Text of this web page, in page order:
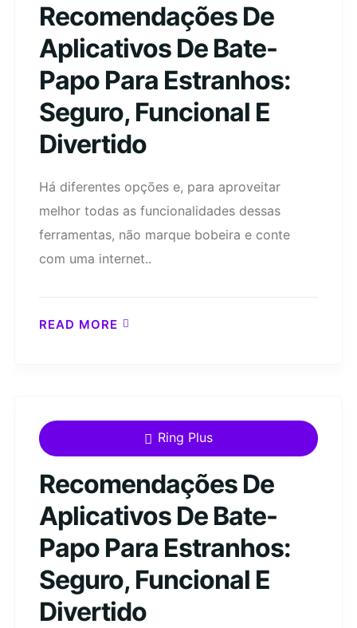
Recomendações De
Aplicativos De Bate-
Papo Para Estranhos:
Seguro, Funcional E
Divertido
Há diferentes opções e, para aproveitar
melhor todas as funcionalidades dessas
ferramentas, não marque bobeira e conte
com uma internet..
READ MORE
Recomendações De
Aplicativos De Bate-
Papo Para Estranhos:
Seguro, Funcional E
Divertido
Ring Plus